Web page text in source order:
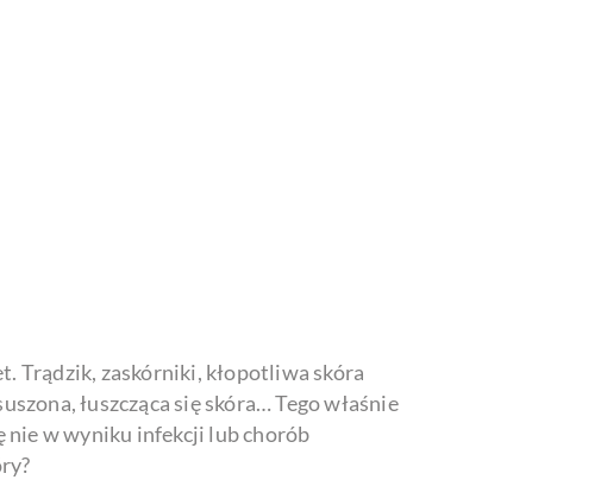
Trądzik, zaskórniki, kłopotliwa skóra
łuszcząca się skóra… Tego właśnie
nie w wyniku infekcji lub chorób